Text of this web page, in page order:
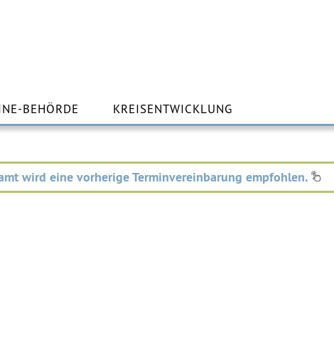
BEHÖRDE KREISENTWICKLUNG
wird eine vorherige Terminvereinbarung empfohlen.